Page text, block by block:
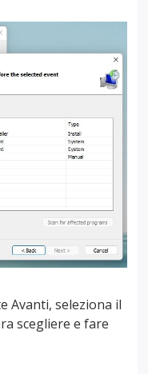
Avanti, seleziona il
scegliere e fare